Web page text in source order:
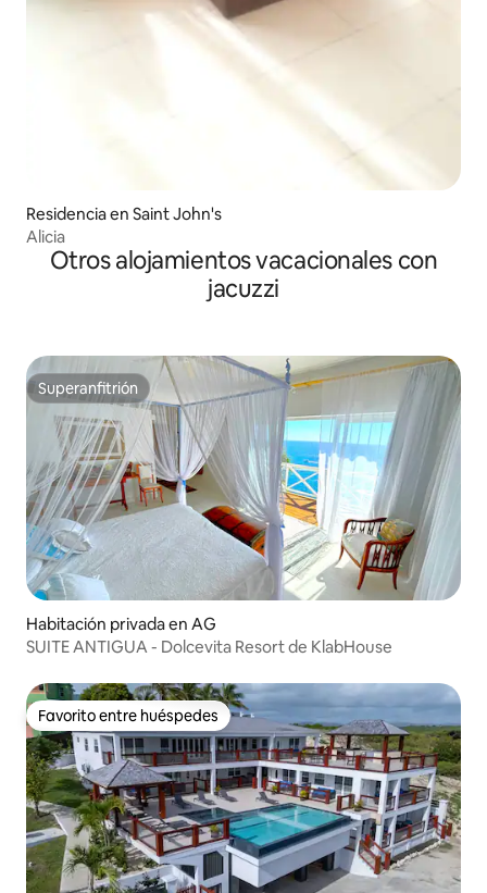
Residencia en Saint John's
Alicia
Otros alojamientos vacacionales con
jacuzzi
Superanfitrión
Superanfitrión
Habitación privada en AG
SUITE ANTIGUA - Dolcevita Resort de KlabHouse
Favorito entre huéspedes
Favorito entre huéspedes